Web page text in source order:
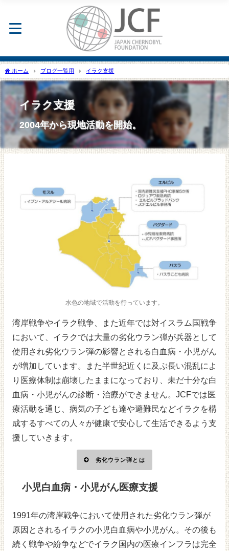
ホーム ブログ一覧用 イラク支援
イラク支援
2004年から現地活動を開始。
水色の地域で活動を行っています。
湾岸戦争やイラク戦争、また近年では対イスラム国戦争
において、イラクでは大量の劣化ウラン弾が兵器として
使用され劣化ウラン弾の影響とされる白血病・小児がん
が増加しています。また半世紀近くに及ぶ長い混乱によ
り医療体制は崩壊したままになっており、未だ十分な白
血病・小児がんの診断・治療ができません。JCFでは医
療活動を通じ、病気の子ども達や避難民などイラクを構
成するすべての人々が健康で安心して生活できるよう支
援していきます。
劣化ウラン弾とは
小児白血病・小児がん医療支援
1991年の湾岸戦争において使用された劣化ウラン弾が
原因とされるイラクの小児白血病や小児がん。その後も
続く戦争や紛争などでイラク国内の医療インフラは完全